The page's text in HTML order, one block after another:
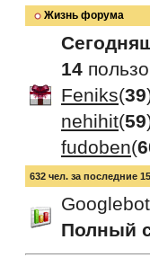
Жизнь форума
14
Feniks(39
nehihit(59
fudoben(
632 чел. за последние
Googlebot
Полный